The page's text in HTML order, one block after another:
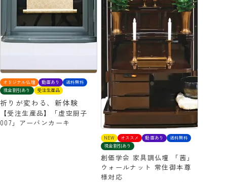
オリジナル仏壇 動画あり
送料無料
現金割引あり
受注生産品
祈りが変わる、新体験
【受注生産品】「虚空厨子
007」アーバンカーキ
NEW オススメ 動画あり
送料無料
現金割引あり
創価学会 家具調仏壇 「茜」
ウォールナット 常住御本尊
様対応